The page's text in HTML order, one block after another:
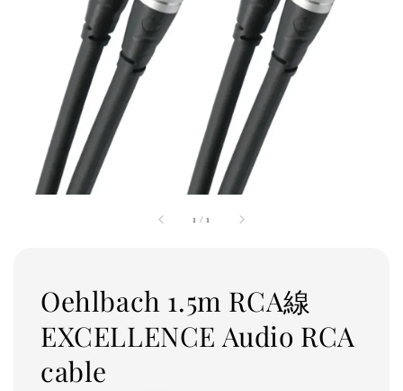
1 /1
Oehlbach 1.5m RCA線
EXCELLENCE Audio RCA
cable